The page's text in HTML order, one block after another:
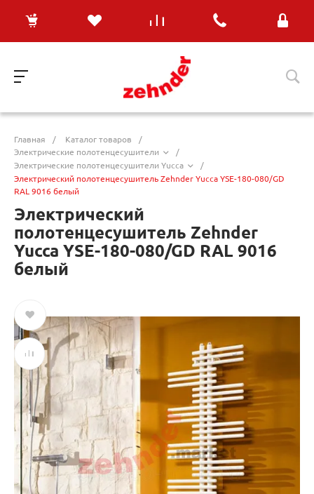
Главная / Каталог товаров
/
Электрические полотенцесушители
/
Электрические полотенцесушители Yucca
/
Электрический полотенцесушитель Zehnder Yucca YSE-180-080/GD
RAL 9016 белый
Электрический
полотенцесушитель Zehnder
Yucca YSE-180-080/GD RAL 9016
белый